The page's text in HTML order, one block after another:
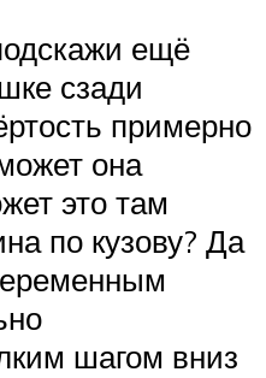
ещё
сзади
примерно
она
это там
по кузову? Да
шагом вниз